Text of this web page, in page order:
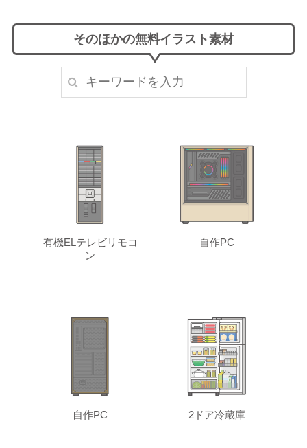
そのほかの無料イラスト素材
有機ELテレビリモコ
ン
自作PC
自作PC 2ドア冷蔵庫